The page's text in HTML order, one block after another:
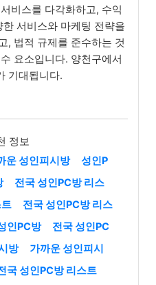
비스를 다각화하고, 수익
서비스와 마케팅 전략을
, 법적 규제를 준수하는 것
요소입니다. 양천구에서
기대됩니다.
정보
운 성인피시방
성인P
전국 성인PC방 리스
전국 성인PC방 리스
인PC방
전국 성인PC
방
가까운 성인피시
국 성인PC방 리스트